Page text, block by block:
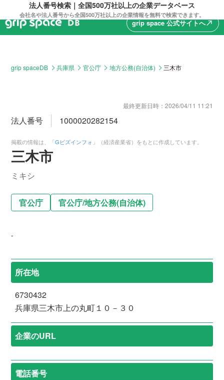
法人番号検索｜全国500万社以上の企業データベース
会社名や法人番号から全国500万社以上の企業情報を無料で検索できます。
grip space 公式サイトへnorth_east
grip spaceDB 兵庫県 官公庁 地方公務(自治体) 三木市
最終更新日時： 2026/04/11 11:21
法人番号 1000020282154
掲載の情報は、「Gビズインフォ 」（経済産業省）をもとに作成しています。
三木市
ミキシ
官公庁 官公庁/地方公務(自治体)
-
所在地
6730432
兵庫県三木市上の丸町１０－３０
企業のURL
電話番号